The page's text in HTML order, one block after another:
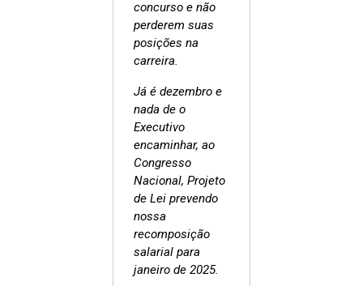
concurso e não
perderem suas
posições na
carreira.
Já é dezembro e
nada de o
Executivo
encaminhar, ao
Congresso
Nacional, Projeto
de Lei prevendo
nossa
recomposição
salarial para
janeiro de 2025.